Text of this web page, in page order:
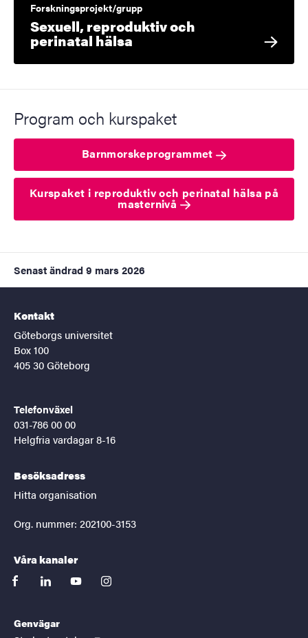
Forskningsprojekt/grupp
Sexuell, reproduktiv och
perinatal hälsa
Program och kurspaket
Barnmorskeprogrammet
Kurspaket i reproduktiv och perinatal hälsa på
masternivå
Senast ändrad 9 mars 2026
Kontakt
Göteborgs universitet
Box 100
405 30 Göteborg
Telefonväxel
031-786 00 00
Helgfria vardagar 8-16
Besöksadress
Hitta organisation
Org. nummer: 202100-3153
Våra kanaler
facebooklinkedinyoutubeinstagram
Genvägar